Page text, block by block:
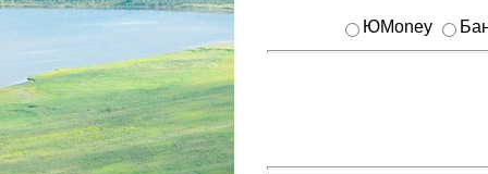
ЮMoney